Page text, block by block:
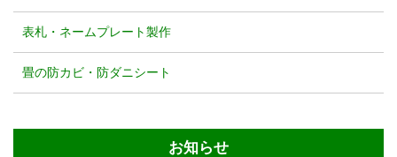
表札・ネームプレート製作
畳の防カビ・防ダニシート
お知らせ